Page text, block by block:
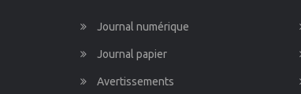
Journal numérique
Journal papier
Avertissements